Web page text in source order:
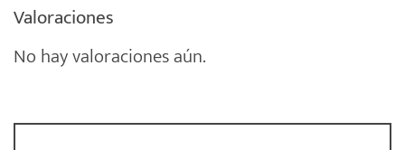
Valoraciones
No hay valoraciones aún.